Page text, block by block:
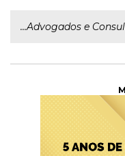
...Advogados e